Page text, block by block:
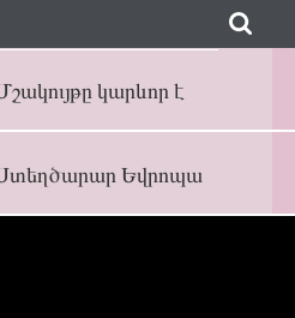
կարևոր է
Եվրոպա